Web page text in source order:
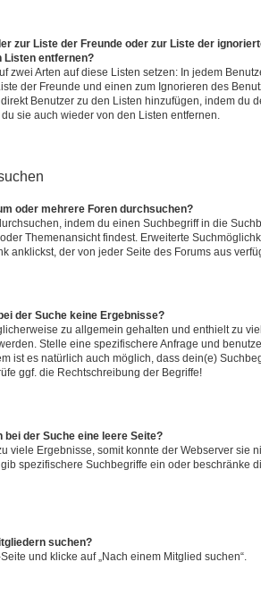
zur Liste der Freunde oder zur Liste der
Listen entfernen?
zwei Arten auf diese Listen setzen: In jedem
der Freunde und einen zum Ignorieren des
Benutzer zu den Listen hinzufügen, indem du
sie auch wieder von den Listen entfernen.
oder mehrere Foren durchsuchen?
indem du einen Suchbegriff in die
Themenansicht findest. Erweiterte
anklickst, der von jeder Seite des Forums aus
der Suche keine Ergebnisse?
zu allgemein gehalten und enthielt zu
Stelle eine spezifischere Anfrage und
ist es natürlich auch möglich, dass dein(e)
ggf. die Rechtschreibung der Begriffe!
bei der Suche eine leere Seite?
viele Ergebnisse, somit konnte der Webserver sie
spezifischere Suchbegriffe ein oder beschränke
suchen?
und klicke auf „Nach einem Mitglied suchen“.